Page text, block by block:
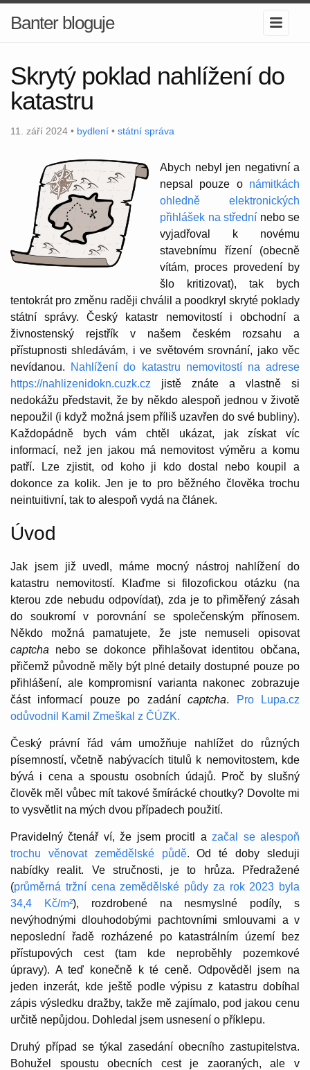
Banter bloguje
Skrytý poklad nahlížení do
katastru
11. září 2024 • bydlení • státní správa
Abych nebyl jen negativní a
nepsal pouze o námitkách
ohledně elektronických
přihlášek na střední nebo se
vyjadřoval k novému
stavebnímu řízení (obecně
vítám, proces provedení by
šlo kritizovat), tak bych
tentokrát pro změnu raději chválil a poodkryl skryté poklady
státní správy. Český katastr nemovitostí i obchodní a
živnostenský rejstřík v našem českém rozsahu a
přístupnosti shledávám, i ve světovém srovnání, jako věc
nevídanou.
Nahlížení do katastru nemovitostí na adrese
https://nahlizenidokn.cuzk.cz jistě znáte a vlastně si
nedokážu představit, že by někdo alespoň jednou v životě
nepoužil (i když možná jsem příliš uzavřen do své bubliny).
Každopádně bych vám chtěl ukázat, jak získat víc
informací, než jen jakou má nemovitost výměru a komu
patří. Lze zjistit, od koho ji kdo dostal nebo koupil a
dokonce za kolik. Jen je to pro běžného člověka trochu
neintuitivní, tak to alespoň vydá na článek.
Úvod
Jak jsem již uvedl, máme mocný nástroj nahlížení do
katastru nemovitostí. Klaďme si filozofickou otázku (na
kterou zde nebudu odpovídat), zda je to přiměřený zásah
do soukromí v porovnání se společenským přínosem.
Někdo možná pamatujete, že jste nemuseli opisovat
captcha nebo se dokonce přihlašovat identitou občana,
přičemž původně měly být plné detaily dostupné pouze po
přihlášení, ale kompromisní varianta nakonec zobrazuje
část informací pouze po zadánícaptcha.
Pro Lupa.cz
odůvodnil Kamil Zmeškal z ČÚZK.
Český právní řád vám umožňuje nahlížet do různých
písemností, včetně nabývacích titulů k nemovitostem, kde
bývá i cena a spoustu osobních údajů. Proč by slušný
člověk měl vůbec mít takové šmírácké choutky? Dovolte mi
to vysvětlit na mých dvou případech použití.
Pravidelný čtenář ví, že jsem procitl azačal se alespoň
trochu věnovat zemědělské půdě. Od té doby sleduji
nabídky realit. Ve stručnosti, je to hrůza. Předražené
(průměrná tržní cena zemědělské půdy za rok 2023 byla
34,4 Kč/m²), rozdrobené na nesmyslné podíly, s
nevýhodnými dlouhodobými pachtovními smlouvami a v
neposlední řadě rozházené po katastrálním území bez
přístupových cest (tam kde neproběhly pozemkové
úpravy). A teď konečně k té ceně. Odpověděl jsem na
jeden inzerát, kde ještě podle výpisu z katastru dobíhal
zápis výsledku dražby, takže mě zajímalo, pod jakou cenu
určitě nepůjdou. Dohledal jsem usnesení o příklepu.
Druhý případ se týkal zasedání obecního zastupitelstva.
Bohužel spoustu obecních cest je zaoraných, ale v